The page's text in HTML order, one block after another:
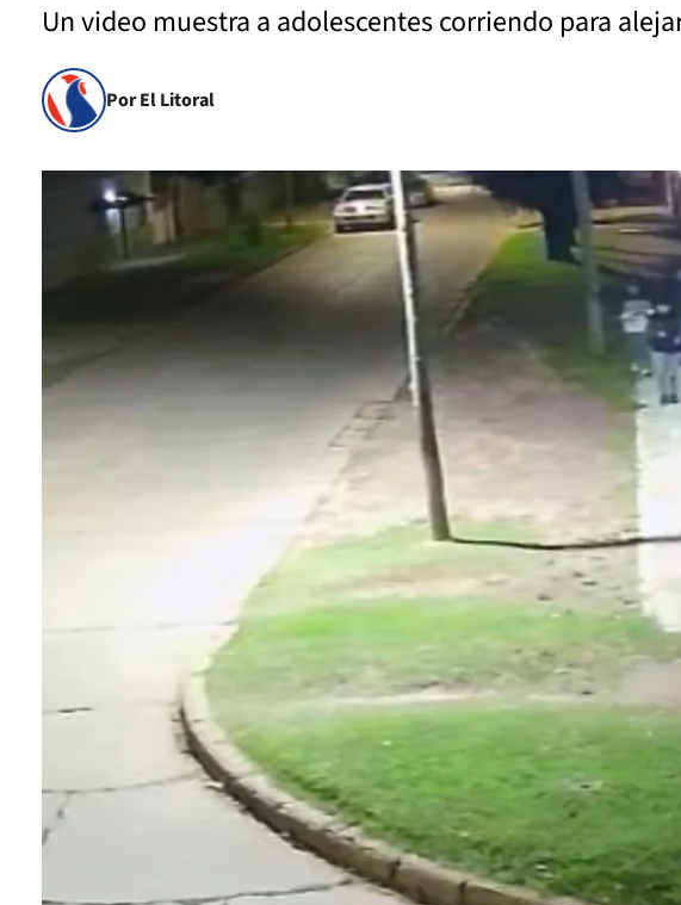
Un video muestra a adolescentes corriendo para
Por El Litoral